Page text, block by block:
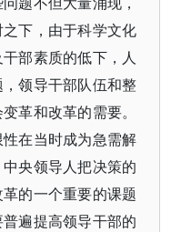
下，由于科学文化
部素质的低下，人
领导干部队伍和整
革和改革的需要。
在当时成为急需解
央领导人把决策的
的一个重要的课题
遍提高领导干部的